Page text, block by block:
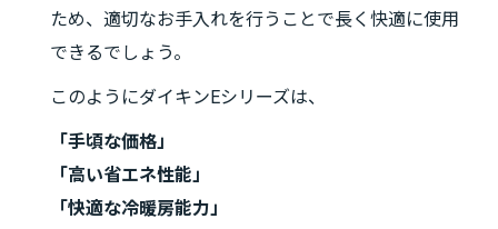
ため、適切なお手入れを行うことで長く快適に使用
できるでしょう。
このようにダイキンEシリーズは、
「手頃な価格」
「高い省エネ性能」
「快適な冷暖房能力」